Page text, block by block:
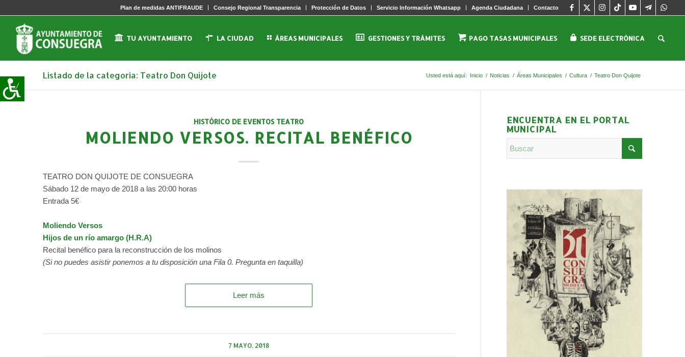
Plan de medidas ANTIFRAUDE Consejo Regional Transparencia Protección de Datos Servicio Información Whatsapp Agenda Ciudadana Contacto
TU AYUNTAMIENTO LA CIUDAD ÁREAS MUNICIPALES GESTIONES Y TRÁMITES PAGO TASAS MUNICIPALES SEDE ELECTRÓNICA
Listado de la categoría: Teatro Don Quijote Usted está aquí: Inicio / Noticias / Áreas Municipales / Cultura / Teatro Don Quijote
HISTÓRICO DE EVENTOS TEATRO
MOLIENDO VERSOS. RECITAL BENÉFICO
TEATRO DON QUIJOTE DE CONSUEGRA
Sábado 12 de mayo de 2018 a las 20:00 horas
Entrada 5€
Moliendo Versos
Hijos de un río amargo (H.R.A)
Recital benéfico para la reconstrucción de los molinos
(Si no puedes asistir ponemos a tu disposición una Fila 0. Pregunta en taquilla)
Leer más
7 MAYO, 2018
ENCUENTRA EN EL PORTAL
MUNICIPAL